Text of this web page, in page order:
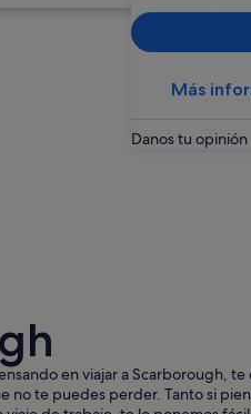
Más
Danos tu opinión
Un pueblo costero con
en viajar a Scarborough, te
te puedes perder. Tanto si